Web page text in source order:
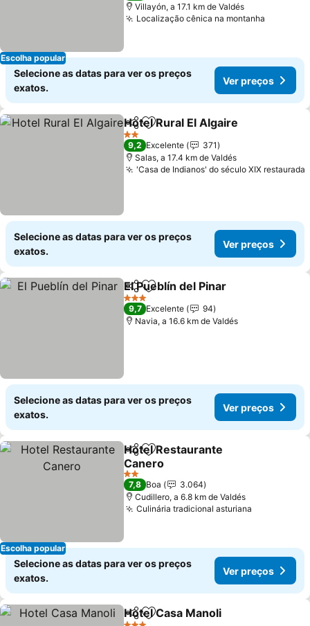
Escolha popular
Villayón, a 17.1 km de Valdés
Localização cênica na montanha
Selecione as datas para ver os preços
exatos.
Ver preços
PartilharAdicionar aos favoritos
Hotel Rural El Algaire
2 Estrelas
9,2 Excelente
371
Salas, a 17.4 km de Valdés
'Casa de Indianos' do século XIX restaurada
Selecione as datas para ver os preços
exatos.
Ver preços
PartilharAdicionar aos favoritos
El Pueblín del Pinar
3 Estrelas
9,7 Excelente
94
Navia, a 16.6 km de Valdés
Selecione as datas para ver os preços
exatos.
Ver preços
Escolha popular
PartilharAdicionar aos favoritos
Hotel Restaurante
Canero
Ver preços
2 Estrelas
7,8 Boa
3.064
Cudillero, a 6.8 km de Valdés
Culinária tradicional asturiana
Selecione as datas para ver os preços
exatos.
Ver preços
PartilharAdicionar aos favoritos
Hotel Casa Manoli